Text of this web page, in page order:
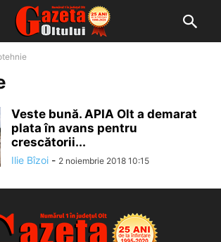
Veste bună. APIA Olt a demarat
plata în avans pentru
crescătorii...
Ilie Bîzoi - 2 noiembrie 2018 10:15